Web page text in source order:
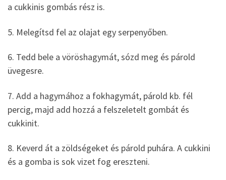
a cukkinis gombás rész is.
5. Melegítsd fel az olajat egy serpenyőben.
6. Tedd bele a vöröshagymát, sózd meg és párold
üvegesre.
7. Add a hagymához a fokhagymát, párold kb. fél
percig, majd add hozzá a felszeletelt gombát és
cukkinit.
8. Keverd át a zöldségeket és párold puhára. A cukkini
és a gomba is sok vizet fog ereszteni.